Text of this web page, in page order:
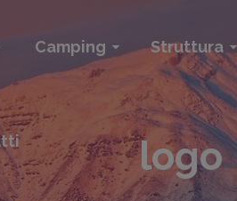
Camping Struttura
logo